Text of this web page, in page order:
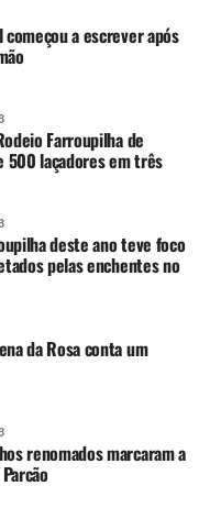
a escrever após
Farroupilha de
500 laçadores em três
deste ano teve foco
pelas enchentes no
da Rosa conta um
renomados marcaram a